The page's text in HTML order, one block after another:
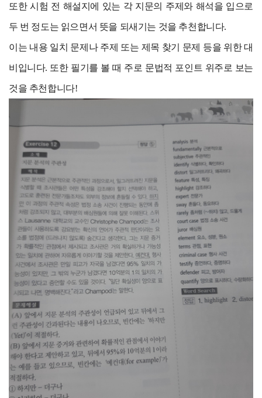
또한 시험 전 해설지에 있는 각 지문의 주제와 해석을 입으로
두 번 정도는 읽으면서 뜻을 되새기는 것을 추천합니다.
이는 내용 일치 문제나 주제 또는 제목 찾기 문제 등을 위한 대
비입니다. 또한 필기를 볼 때 주로 문법적 포인트 위주로 보는
것을 추천합니다!